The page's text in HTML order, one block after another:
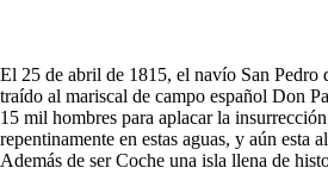
El 25 de abril de 1815, el navío San Pedro
traído al mariscal de campo español Don
15 mil hombres para aplacar la
repentinamente en estas aguas, y aún esta
Además de ser Coche una isla llena de